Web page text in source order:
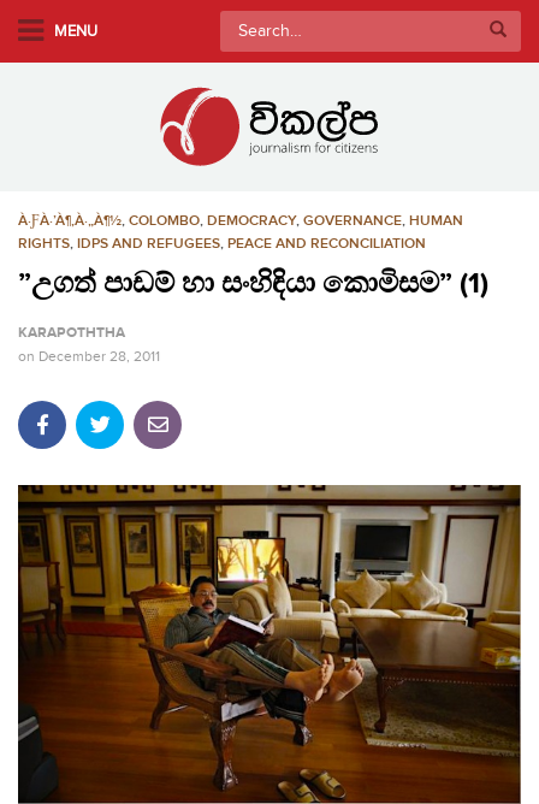
MENU
Search
for:
À·ƑÀ·’À¶‚À·„À¶½, COLOMBO, DEMOCRACY, GOVERNANCE, HUMAN
RIGHTS, IDPS AND REFUGEES, PEACE AND RECONCILIATION
”උගත් පාඩම් හා සංහිඳියා කොමිසම” (1)
KARAPOTHTHA
on December 28, 2011